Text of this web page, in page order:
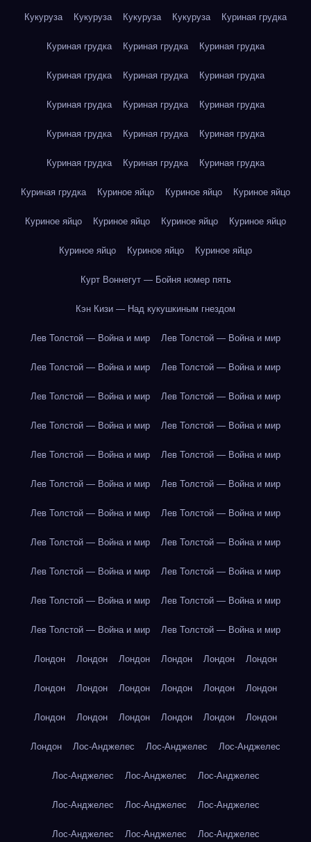
Кукуруза Кукуруза Кукуруза Кукуруза Куриная грудка
Куриная грудка Куриная грудка Куриная грудка
Куриная грудка Куриная грудка Куриная грудка
Куриная грудка Куриная грудка Куриная грудка
Куриная грудка Куриная грудка Куриная грудка
Куриная грудка Куриная грудка Куриная грудка
Куриная грудка Куриное яйцо Куриное яйцо Куриное яйцо
Куриное яйцо Куриное яйцо Куриное яйцо Куриное яйцо
Куриное яйцо Куриное яйцо Куриное яйцо
Курт Воннегут — Бойня номер пять
Кэн Кизи — Над кукушкиным гнездом
Лев Толстой — Война и мир Лев Толстой — Война и мир
Лев Толстой — Война и мир Лев Толстой — Война и мир
Лев Толстой — Война и мир Лев Толстой — Война и мир
Лев Толстой — Война и мир Лев Толстой — Война и мир
Лев Толстой — Война и мир Лев Толстой — Война и мир
Лев Толстой — Война и мир Лев Толстой — Война и мир
Лев Толстой — Война и мир Лев Толстой — Война и мир
Лев Толстой — Война и мир Лев Толстой — Война и мир
Лев Толстой — Война и мир Лев Толстой — Война и мир
Лев Толстой — Война и мир Лев Толстой — Война и мир
Лев Толстой — Война и мир Лев Толстой — Война и мир
Лондон Лондон Лондон Лондон Лондон Лондон
Лондон Лондон Лондон Лондон Лондон Лондон
Лондон Лондон Лондон Лондон Лондон Лондон
Лондон Лос-Анджелес Лос-Анджелес Лос-Анджелес
Лос-Анджелес Лос-Анджелес Лос-Анджелес
Лос-Анджелес Лос-Анджелес Лос-Анджелес
Лос-Анджелес Лос-Анджелес Лос-Анджелес